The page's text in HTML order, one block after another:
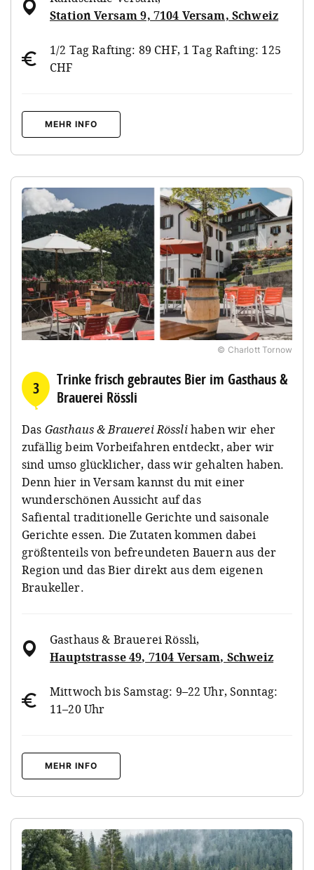
Station Versam 9, 7104 Versam, Schweiz
1/2 Tag Rafting: 89 CHF, 1 Tag Rafting: 125
CHF
MEHR INFO
© Charlott Tornow
3
Trinke frisch gebrautes Bier im Gasthaus &
Brauerei Rössli
Das Gasthaus & Brauerei Rösslihaben wir eher
zufällig beim Vorbeifahren entdeckt, aber wir
sind umso glücklicher, dass wir gehalten haben.
Denn hier in Versam kannst du mit einer
wunderschönen Aussicht auf das
Safiental traditionelle Gerichte und saisonale
Gerichte essen. Die Zutaten kommen dabei
größtenteils von befreundeten Bauern aus der
Region und das Bier direkt aus dem eigenen
Braukeller.
Gasthaus & Brauerei Rössli,
Hauptstrasse 49, 7104 Versam, Schweiz
Mittwoch bis Samstag: 9–22 Uhr, Sonntag:
11–20 Uhr
MEHR INFO